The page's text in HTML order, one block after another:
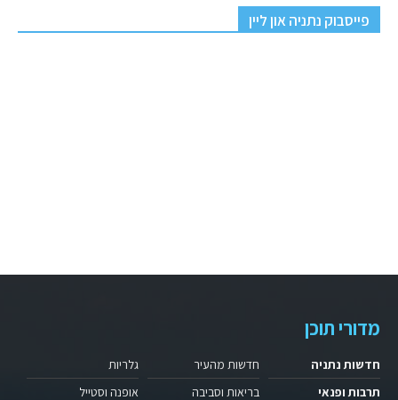
פייסבוק נתניה און ליין
מדורי תוכן
חדשות נתניה
תרבות ופנאי
חדשות מהעיר
בריאות וסביבה
גלריות
אופנה וסטייל